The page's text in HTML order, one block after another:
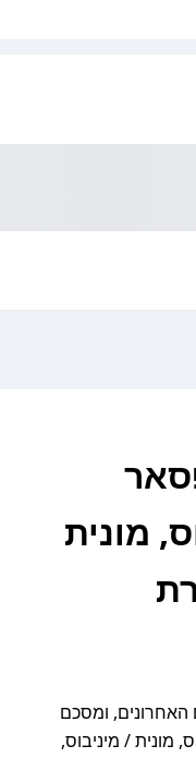
מונית
על נתוני 365 הימים האחרונים, ומסכם
מונית / מיניבוס,